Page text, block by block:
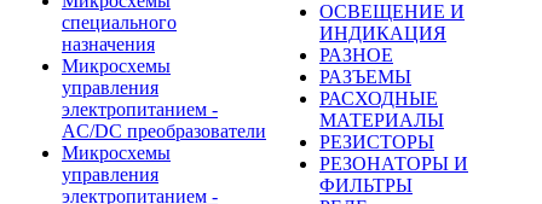
специального
назначения
Микросхемы
управления
электропитанием -
AC/DC преобразователи
Микросхемы
управления
электропитанием -
ОСВЕЩЕНИЕ И
ИНДИКАЦИЯ
РАЗНОЕ
РАЗЪЕМЫ
РАСХОДНЫЕ
МАТЕРИАЛЫ
РЕЗИСТОРЫ
РЕЗОНАТОРЫ И
ФИЛЬТРЫ